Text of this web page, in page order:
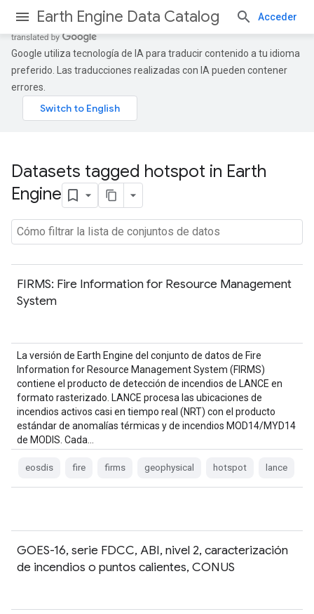
Earth Engine Data Catalog Acceder
Google utiliza tecnología de IA para traducir contenido a tu idioma
preferido. Las traducciones realizadas con IA pueden contener
errores.
Datasets tagged hotspot in Earth
Engine
FIRMS: Fire Information for Resource Management
System
La versión de Earth Engine del conjunto de datos de Fire
Information for Resource Management System (FIRMS)
contiene el producto de detección de incendios de LANCE en
formato rasterizado. LANCE procesa las ubicaciones de
incendios activos casi en tiempo real (NRT) con el producto
estándar de anomalías térmicas y de incendios MOD14/MYD14
de MODIS. Cada…
eosdis fire firms geophysical hotspot lance
GOES-16, serie FDCC, ABI, nivel 2, caracterización
de incendios o puntos calientes, CONUS